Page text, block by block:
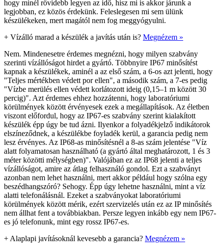
hogy minél rövidebb legyen az idő, hisz mi is akkor járunk a
legjobban, ez közös érdekünk. Feleslegesen mi sem ülünk
készülékeken, mert magától nem fog meggyógyulni.
+ Vízálló marad a készülék a javítás után is? Megnézem »
Nem. Mindenesetre érdemes megnézni, hogy milyen szabvány
szerinti vízállóságot hirdet a gyártó. Többnyire IP67 minősítést
kapnak a készülékek, aminél a az első szám, a 6-os azt jelenti, hogy
"Teljes mértékben védett por ellen", a második szám, a 7-es pedig
"Vízbe merülés ellen védett korlátozott ideig (0,15–1 m között 30
percig)". Azt érdemes ehhez hozzátenni, hogy laboratóriumi
körülmények között érvényesek ezek a megállapítások. Az életben
viszont előfordul, hogy az IP67-es szabvány szerint kialakított
készülék épp úgy be tud ázni. Ilyenkor a folyadékjelző indikátorok
elszíneződnek, a készülékbe foyladék kerül, a garancia pedig nem
lesz érvényes. Az IP68-as minősítésnél a 8-as szám jelentése "Víz
alatt folyamatosan használható (a gyártó által meghatározott, 1 és 3
méter közötti mélységben)". Valójában ez az IP68 jelenti a teljes
vízállóságot, amire az átlag felhasználó gondol. Ezt a szabványt
azonban nem lehet használni, mert akkor például hogy szólna egy
beszédhangszóró? Sehogy. Épp úgy lehetne használni, mint a víz
alatti telefonálásnál. Ezeket a szabványokat laboratóriumi
körülmények között mérik, ezért szervizelés után ez az IP minősítés
nem állhat fent a továbbiakban. Persze legyen inkább egy nem IP67-
es jó telefonunk, mint egy rossz IP67-es.
+ Alaplapi javításoknál kevesebb a garancia? Megnézem »